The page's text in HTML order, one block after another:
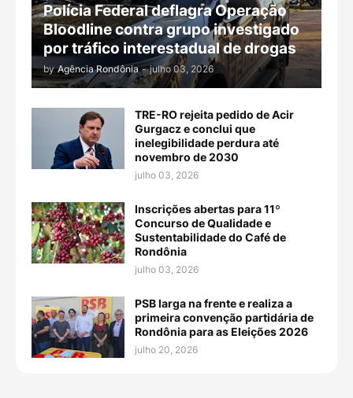
Polícia Federal deflagra Operação
Bloodline contra grupo investigado
por tráfico interestadual de drogas
by Agência Rondônia - julho 03, 2026
TRE-RO rejeita pedido de Acir
Gurgacz e conclui que
inelegibilidade perdura até
novembro de 2030
julho 03, 2026
Inscrições abertas para 11º
Concurso de Qualidade e
Sustentabilidade do Café de
Rondônia
julho 03, 2026
PSB larga na frente e realiza a
primeira convenção partidária de
Rondônia para as Eleições 2026
julho 20, 2026